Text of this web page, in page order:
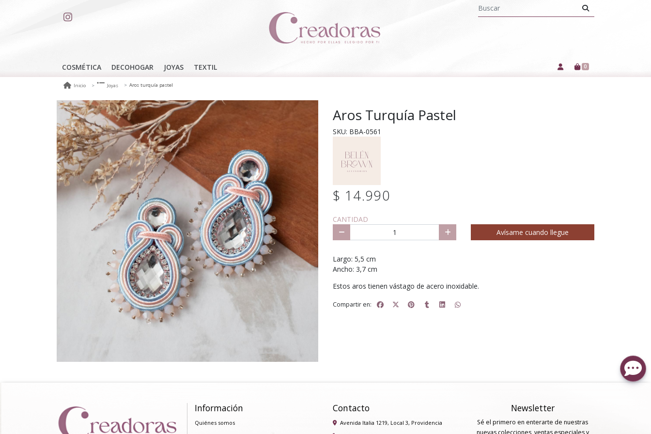
COSMÉTICA DECOHOGAR JOYAS TEXTIL 0
Inicio Joyas Aros turquía pastel
Aros Turquía Pastel
SKU: BBA-0561
$ 14.990
CANTIDAD
Avísame cuando llegue
Largo: 5,5 cm ⁣
Ancho: 3,7 cm⁣
Estos aros tienen vástago de acero inoxidable.
Compartir en:
Información
Quiénes somos
Contacto
Avenida Italia 1219, Local 3, Providencia
Newsletter
Sé el primero en enterarte de nuestras
nuevas colecciones, ventas especiales y